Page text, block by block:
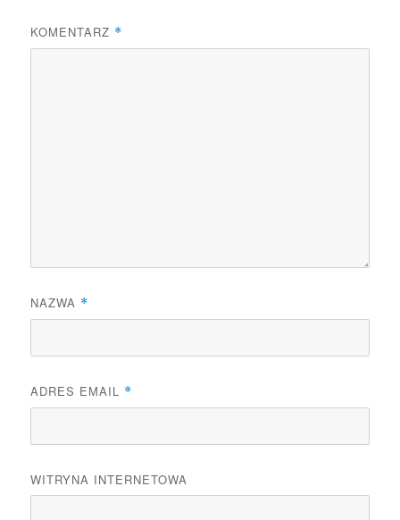
KOMENTARZ *
NAZWA *
ADRES EMAIL *
WITRYNA INTERNETOWA